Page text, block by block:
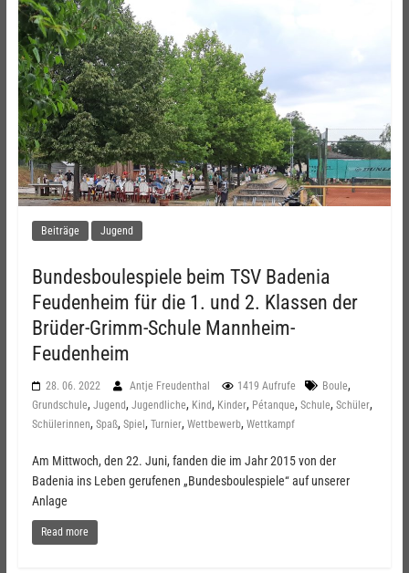
Beiträge Jugend
Bundesboulespiele beim TSV Badenia
Feudenheim für die 1. und 2. Klassen der
Brüder-Grimm-Schule Mannheim-
Feudenheim
28. 06. 2022 Antje Freudenthal 1419 Aufrufe Boule,
Grundschule, Jugend, Jugendliche, Kind, Kinder, Pétanque, Schule, Schüler,
Schülerinnen, Spaß, Spiel , Turnier, Wettbewerb, Wettkampf
Am Mittwoch, den 22. Juni, fanden die im Jahr 2015 von der
Badenia ins Leben gerufenen „Bundesboulespiele“ auf unserer
Anlage
Read more